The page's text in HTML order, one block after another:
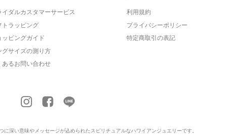
イダルカスタマーサービス
トラッピング
ッピングガイド
グサイズの測り方
あるお問い合わせ
利用規約
プライバシーポリシー
特定商取引の表記
に深い意味やメッセージが込められたスピリチュアルなハワイアンジュエリーです。